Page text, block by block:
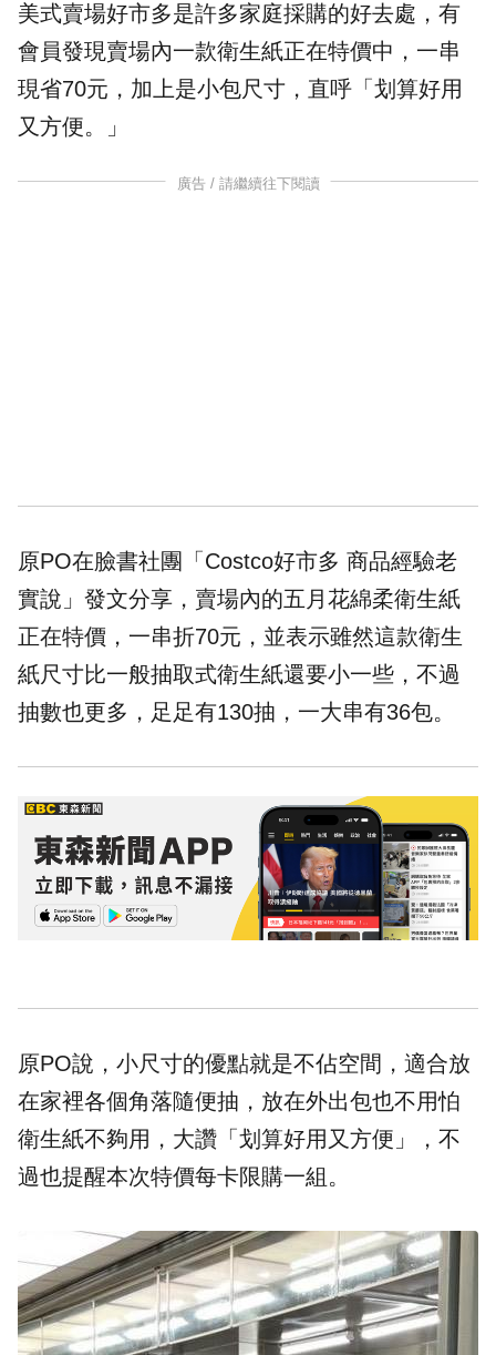
美式賣場好市多是許多家庭採購的好去處，有
會員發現賣場內一款衛生紙正在特價中，一串
現省70元，加上是小包尺寸，直呼「划算好用
又方便。」
廣告 / 請繼續往下閱讀
原PO在臉書社團「Costco好市多 商品經驗老
實說」發文分享，賣場內的五月花綿柔衛生紙
正在特價，一串折70元，並表示雖然這款衛生
紙尺寸比一般抽取式衛生紙還要小一些，不過
抽數也更多，足足有130抽，一大串有36包。
原PO說，小尺寸的優點就是不佔空間，適合放
在家裡各個角落隨便抽，放在外出包也不用怕
衛生紙不夠用，大讚「划算好用又方便」，不
過也提醒本次特價每卡限購一組。